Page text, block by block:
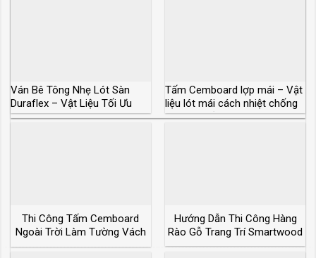
Ván Bê Tông Nhẹ Lót Sàn
Duraflex – Vật Liệu Tối Ưu
Cho Công Trình
Tấm Cemboard lợp mái – Vật
liệu lót mái cách nhiệt chống
nóng lý tưởng
Thi Công Tấm Cemboard
Ngoài Trời Làm Tường Vách
Lót Sàn Lợp Mái
Hướng Dẫn Thi Công Hàng
Rào Gỗ Trang Trí Smartwood